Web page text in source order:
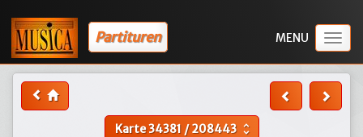
Partituren
Karte34381/208443 unfold_more